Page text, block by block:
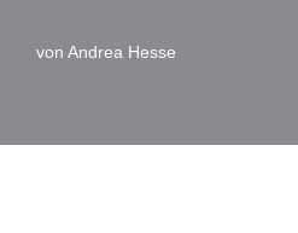
von Andrea Hesse